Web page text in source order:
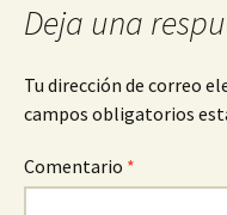
Deja una
Tu dirección de correo
campos obligatorios
Comentario *